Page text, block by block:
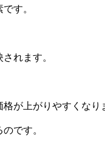
す。
れます。
が上がりやすくなり
です。